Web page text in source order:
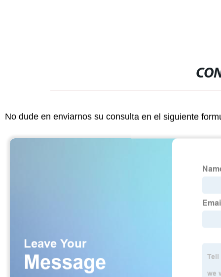
No dude en enviarnos su consulta en el siguiente